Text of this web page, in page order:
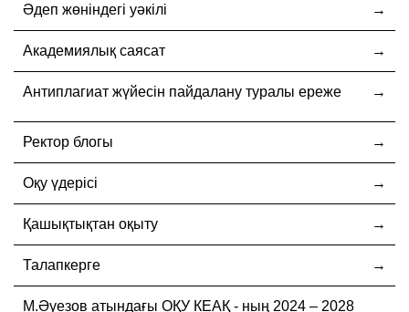
Әдеп жөніндегі уәкілі
Академиялық саясат
Антиплагиат жүйесін пайдалану туралы ереже
Ректор блогы
Оқу үдерісі
Қашықтықтан оқыту
Талапкерге
М.Әуезов атындағы ОҚУ КЕАҚ - ның 2024 – 2028